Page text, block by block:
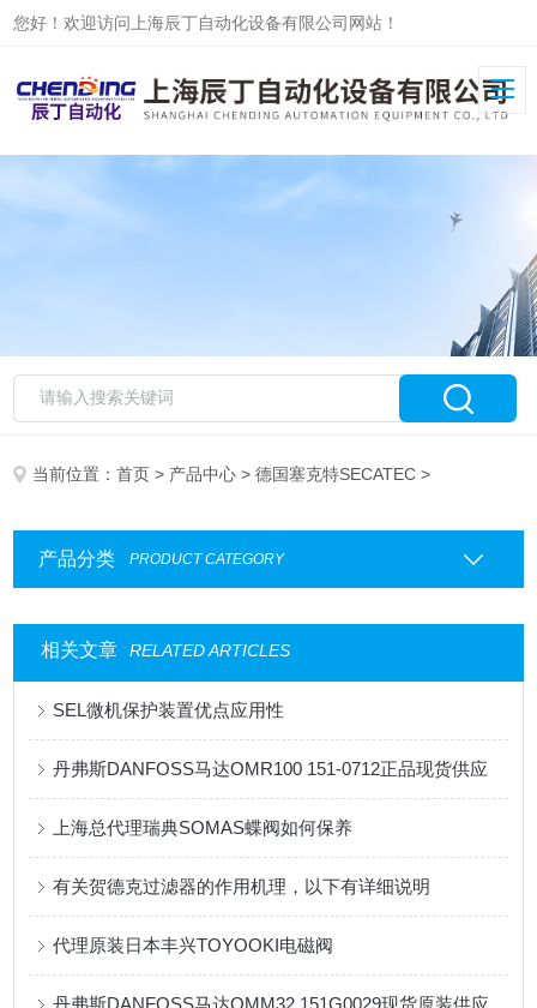
您好！欢迎访问上海辰丁自动化设备有限公司网站！
当前位置：首页 > 产品中心 >德国塞克特SECATEC >
产品分类 PRODUCT CATEGORY
相关文章 RELATED ARTICLES
SEL微机保护装置优点应用性
丹弗斯DANFOSS马达OMR100 151-0712正品现货供应
上海总代理瑞典SOMAS蝶阀如何保养
有关贺德克过滤器的作用机理，以下有详细说明
代理原装日本丰兴TOYOOKI电磁阀
丹弗斯DANFOSS马达OMM32 151G0029现货原装供应